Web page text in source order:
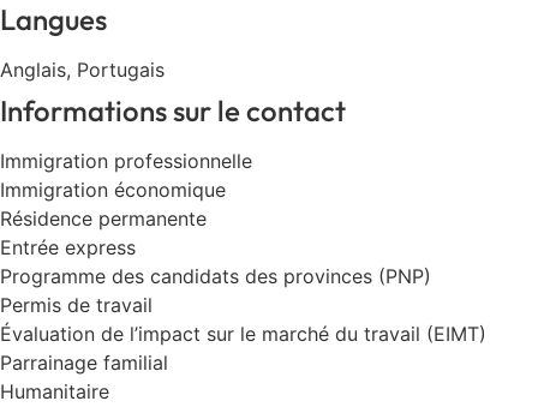
Langues
Anglais, Portugais
Informations sur le contact
Immigration professionnelle
Immigration économique
Résidence permanente
Entrée express
Programme des candidats des provinces (PNP)
Permis de travail
Évaluation de l’impact sur le marché du travail (EIMT)
Parrainage familial
Humanitaire